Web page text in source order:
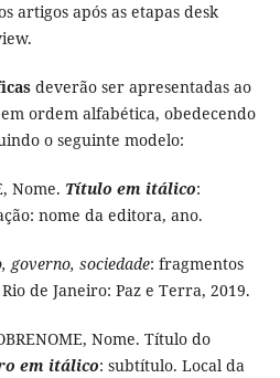
artigos após as etapas desk
deverão ser apresentadas ao
ordem alfabética, obedecendo
o seguinte modelo:
Nome. Título em itálico:
nome da editora, ano.
governo, sociedade: fragmentos
de Janeiro: Paz e Terra, 2019.
Nome. Título do
em itálico: subtítulo. Local da